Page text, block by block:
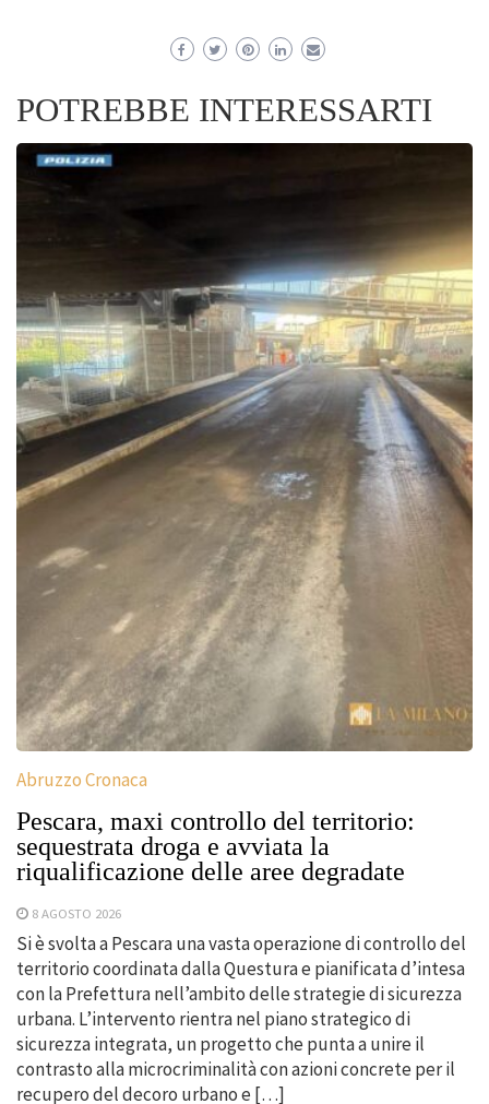
POTREBBE INTERESSARTI
Abruzzo Cronaca
Pescara, maxi controllo del territorio:
sequestrata droga e avviata la
riqualificazione delle aree degradate
8 AGOSTO 2026
Si è svolta a Pescara una vasta operazione di controllo del
territorio coordinata dalla Questura e pianificata d’intesa
con la Prefettura nell’ambito delle strategie di sicurezza
urbana. L’intervento rientra nel piano strategico di
sicurezza integrata, un progetto che punta a unire il
contrasto alla microcriminalità con azioni concrete per il
recupero del decoro urbano e […]